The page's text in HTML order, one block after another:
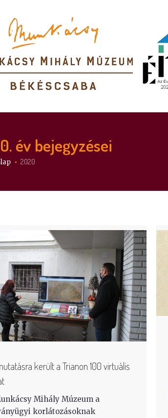
. év bejegyzései
2020
került a Trianon 100 virtuális
Mihály Múzeum a
korlátozásoknak